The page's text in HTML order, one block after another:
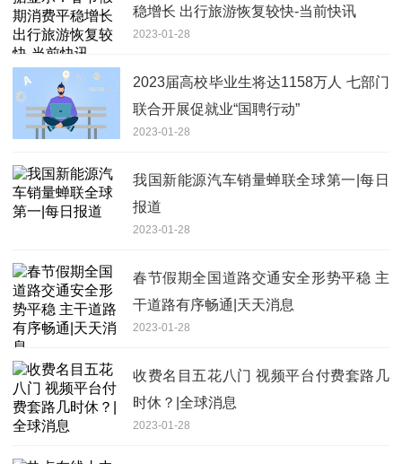
稳增长 出行旅游恢复较快-当前快讯
2023-01-28
2023届高校毕业生将达1158万人 七部门
联合开展促就业“国聘行动”
2023-01-28
我国新能源汽车销量蝉联全球第一|每日
报道
2023-01-28
春节假期全国道路交通安全形势平稳 主
干道路有序畅通|天天消息
2023-01-28
收费名目五花八门 视频平台付费套路几
时休？|全球消息
2023-01-28